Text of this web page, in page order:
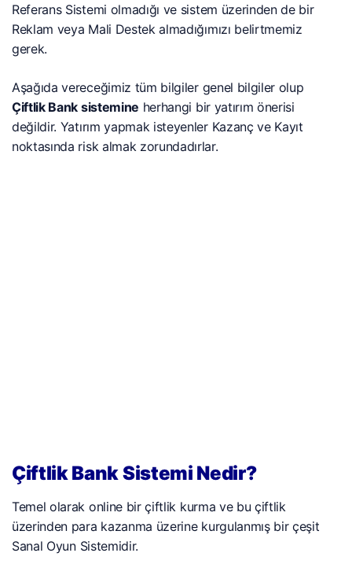
Referans Sistemi olmadığı ve sistem üzerinden de bir
Reklam veya Mali Destek almadığımızı belirtmemiz
gerek.
Aşağıda vereceğimiz tüm bilgiler genel bilgiler olup
Çiftlik Bank sistemine herhangi bir yatırım önerisi
değildir. Yatırım yapmak isteyenler Kazanç ve Kayıt
noktasında risk almak zorundadırlar.
Çiftlik Bank Sistemi Nedir?
Temel olarak online bir çiftlik kurma ve bu çiftlik
üzerinden para kazanma üzerine kurgulanmış bir çeşit
Sanal Oyun Sistemidir.